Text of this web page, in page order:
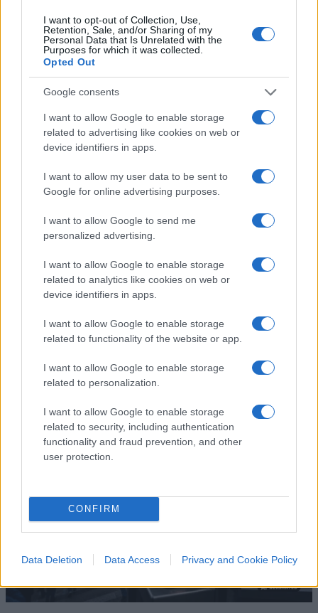
I want to opt-out of Collection, Use,
Retention, Sale, and/or Sharing of my
Personal Data that Is Unrelated with the
Purposes for which it was collected.
Opted Out
Google consents
I want to allow Google to enable storage
related to advertising like cookies on web or
device identifiers in apps.
I want to allow my user data to be sent to
Google for online advertising purposes.
I want to allow Google to send me
personalized advertising.
I want to allow Google to enable storage
related to analytics like cookies on web or
device identifiers in apps.
I want to allow Google to enable storage
related to functionality of the website or app.
I want to allow Google to enable storage
related to personalization.
I want to allow Google to enable storage
related to security, including authentication
functionality and fraud prevention, and other
user protection.
CONFIRM
Data Deletion Data Access Privacy and Cookie Policy
Leggi i commenti
SEDUTE SATIRICHE
Vignetta del 04/08/2026
Vai all'archivio delle vignette
Il Como e l’assurda pretesa di
controllare chi ha già pagato
Il club lariano introduce presenze minime e
controlli sugli abbonati: pagare il posto non basta
più, bisogna anche dimostrare di meritarlo
di Ivan Mazzoletti
6 Agosto 2026, 20:00
1.3k